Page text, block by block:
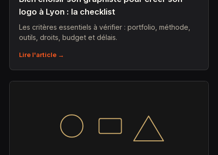
logo à Lyon : la checklist
Les critères essentiels à vérifier : portfolio, méthode,
outils, droits, budget et délais.
Lire l'article →